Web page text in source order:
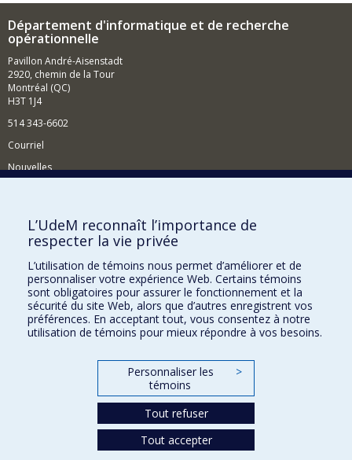
Département d'informatique et de recherche
opérationnelle
Pavillon André-Aisenstadt
2920, chemin de la Tour
Montréal (QC)
H3T 1J4
514 343-6602
Courriel
Nouvelles
Comment soutenir le Département?
BESOIN D'AIDE?
Plan du site
Signaler une erreur
Accessibilité
FACULTÉ DES ARTS ET DES SCIENCES
Nos départements et écoles
L’UdeM reconnaît l’importance de
respecter la vie privée
L’utilisation de témoins nous permet d’améliorer et de
personnaliser votre expérience Web. Certains témoins
sont obligatoires pour assurer le fonctionnement et la
sécurité du site Web, alors que d’autres enregistrent vos
préférences. En acceptant tout, vous consentez à notre
utilisation de témoins pour mieux répondre à vos besoins.
Personnaliser les
témoins
>
Tout refuser
Tout accepter